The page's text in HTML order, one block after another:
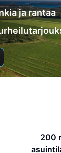
ja rantaa
200